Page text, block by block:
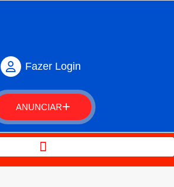
Fazer Login
ANUNCIAR